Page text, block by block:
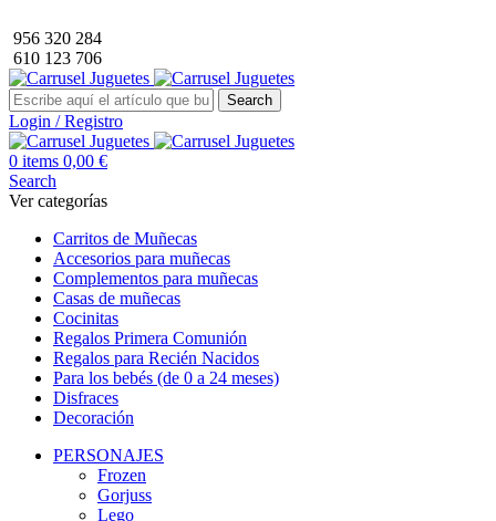
956 320 284
610 123 706
Search
Login / Registro
0 items 0,00 €
Search
Ver categorías
Carritos de Muñecas
Accesorios para muñecas
Complementos para muñecas
Casas de muñecas
Cocinitas
Regalos Primera Comunión
Regalos para Recién Nacidos
Para los bebés (de 0 a 24 meses)
Disfraces
Decoración
PERSONAJES
Frozen
Gorjuss
Lego